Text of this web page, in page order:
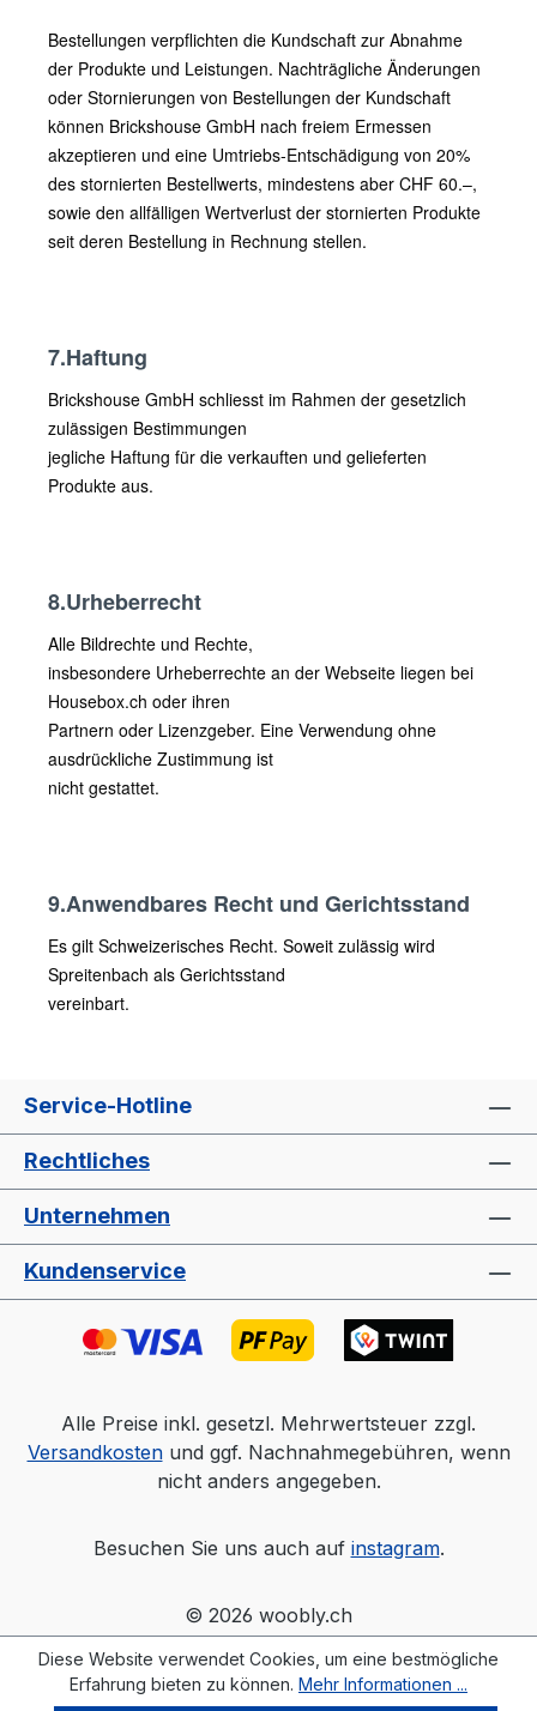
Bestellungen verpflichten die Kundschaft zur Abnahme
der Produkte und Leistungen. Nachträgliche Änderungen
oder Stornierungen von Bestellungen der Kundschaft
können Brickshouse GmbH nach freiem Ermessen
akzeptieren und eine Umtriebs-Entschädigung von 20%
des stornierten Bestellwerts, mindestens aber CHF 60.–,
sowie den allfälligen Wertverlust der stornierten Produkte
seit deren Bestellung in Rechnung stellen.
7.Haftung
Brickshouse GmbH schliesst im Rahmen der gesetzlich
zulässigen Bestimmungen
jegliche Haftung für die verkauften und gelieferten
Produkte aus.
8.Urheberrecht
Alle Bildrechte und Rechte,
insbesondere Urheberrechte an der Webseite liegen bei
Housebox.ch oder ihren
Partnern oder Lizenzgeber. Eine Verwendung ohne
ausdrückliche Zustimmung ist
nicht gestattet.
9.Anwendbares Recht und Gerichtsstand
Es gilt Schweizerisches Recht. Soweit zulässig wird
Spreitenbach als Gerichtsstand
vereinbart.
Service-Hotline
Rechtliches
Unternehmen
Kundenservice
Alle Preise inkl. gesetzl. Mehrwertsteuer zzgl.
Versandkostenund ggf. Nachnahmegebühren, wenn
nicht anders angegeben.
Besuchen Sie uns auch auf instagram.
© 2026 woobly.ch
Diese Website verwendet Cookies, um eine bestmögliche
Erfahrung bieten zu können. Mehr Informationen ...